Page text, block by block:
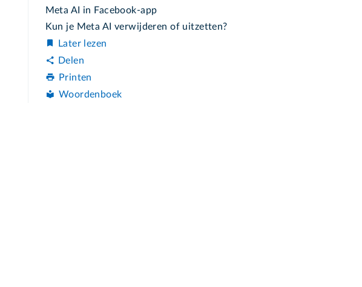
Meta AI in Facebook-app
Kun je Meta AI verwijderen of uitzetten?
Later lezen
Delen
Printen
Woordenboek